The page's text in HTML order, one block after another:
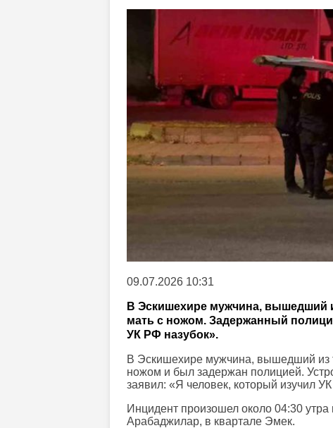
09.07.2026 10:31
В Эскишехире мужчина, вышедший
мать с ножом. Задержанный
УК РФ назубок».
В Эскишехире мужчина, вышедший из
ножом и был задержан полицией.
заявил: «Я человек, который изучил
Инцидент произошел около 04:30
Арабаджилар, в квартале Эмек.